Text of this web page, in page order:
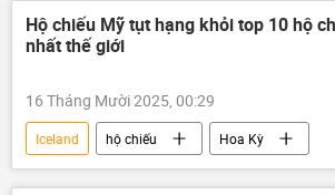
Hộ chiếu Mỹ tụt hạng khỏi top 10 hộ
nhất thế giới
16 Tháng Mười 2025, 00:29
Iceland hộ chiếu
Hoa Kỳ
thông tin
Litva
Malaysia